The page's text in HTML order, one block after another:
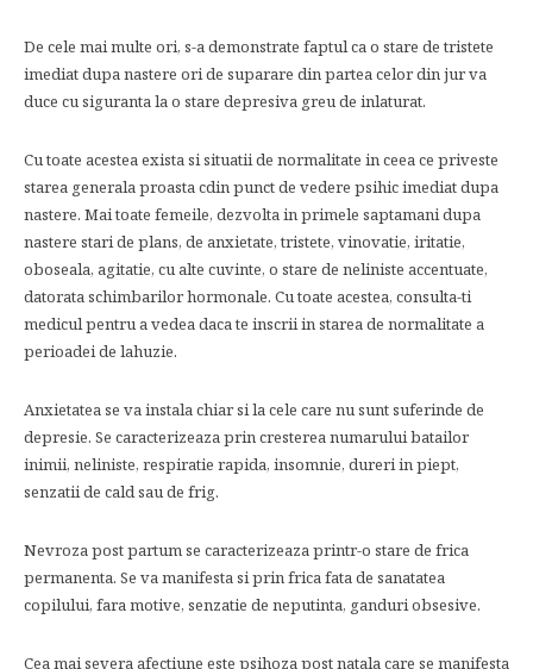
De cele mai multe ori, s-a demonstrate faptul ca o stare de tristete
imediat dupa nastere ori de suparare din partea celor din jur va
duce cu siguranta la o stare depresiva greu de inlaturat.
Cu toate acestea exista si situatii de normalitate in ceea ce priveste
starea generala proasta cdin punct de vedere psihic imediat dupa
nastere. Mai toate femeile, dezvolta in primele saptamani dupa
nastere stari de plans, de anxietate, tristete, vinovatie, iritatie,
oboseala, agitatie, cu alte cuvinte, o stare de neliniste accentuate,
datorata schimbarilor hormonale. Cu toate acestea, consulta-ti
medicul pentru a vedea daca te inscrii in starea de normalitate a
perioadei de lahuzie.
Anxietatea se va instala chiar si la cele care nu sunt suferinde de
depresie. Se caracterizeaza prin cresterea numarului batailor
inimii, neliniste, respiratie rapida, insomnie, dureri in piept,
senzatii de cald sau de frig.
Nevroza post partum se caracterizeaza printr-o stare de frica
permanenta. Se va manifesta si prin frica fata de sanatatea
copilului, fara motive, senzatie de neputinta, ganduri obsesive.
Cea mai severa afectiune este psihoza post natala care se manifesta